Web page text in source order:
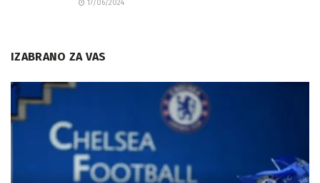
17/06/2024
IZABRANO ZA VAS